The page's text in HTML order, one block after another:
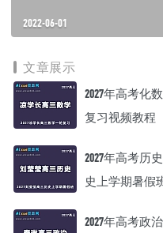
2022-06-01
文章展示
2027年高考化
复习视频教程
2027年高考历
史上学期暑假
2027年高考政